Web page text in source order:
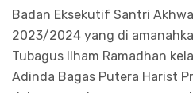
Badan Eksekutif Santri
2023/2024 yang di
Tubagus Ilham Ramadhan
Adinda Bagas Putera Harist